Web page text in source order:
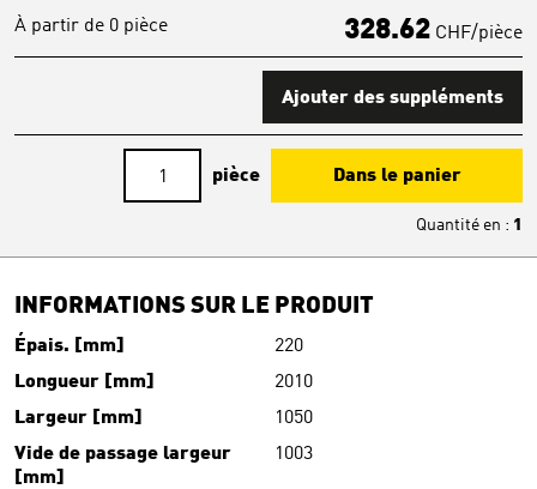
À partir de 0 pièce 328.62 CHF/pièce
Ajouter des suppléments
pièce Dans le panier
Quantité en : 1
INFORMATIONS SUR LE PRODUIT
Épais. [mm]
220
Longueur [mm]
2010
Largeur [mm]
1050
Vide de passage largeur
[mm]
1003